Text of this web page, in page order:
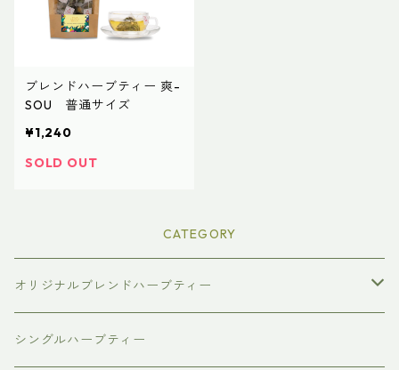
ブレンドハーブティー 爽-
SOU 普通サイズ
¥1,240
SOLD OUT
CATEGORY
オリジナルブレンドハーブティー
普通サイズ（ティーバッグ10個入り）
シングルハーブティー